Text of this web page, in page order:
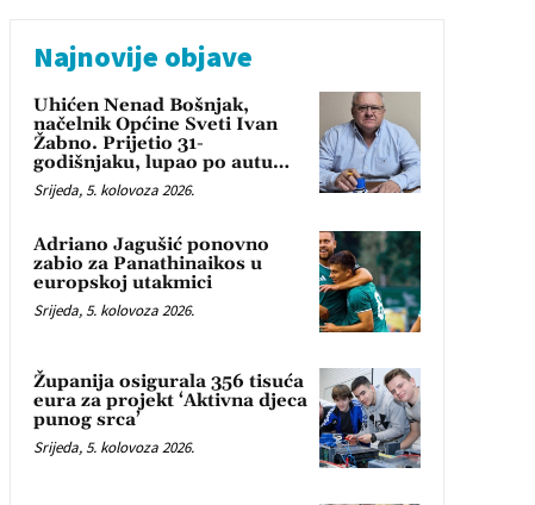
Najnovije objave
Uhićen Nenad Bošnjak,
načelnik Općine Sveti Ivan
Žabno. Prijetio 31-
godišnjaku, lupao po autu…
Srijeda, 5. kolovoza 2026.
Adriano Jagušić ponovno
zabio za Panathinaikos u
europskoj utakmici
Srijeda, 5. kolovoza 2026.
Županija osigurala 356 tisuća
eura za projekt ‘Aktivna djeca
punog srca’
Srijeda, 5. kolovoza 2026.